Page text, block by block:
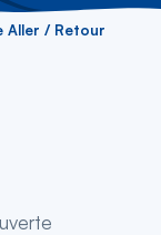
Aller / Retour